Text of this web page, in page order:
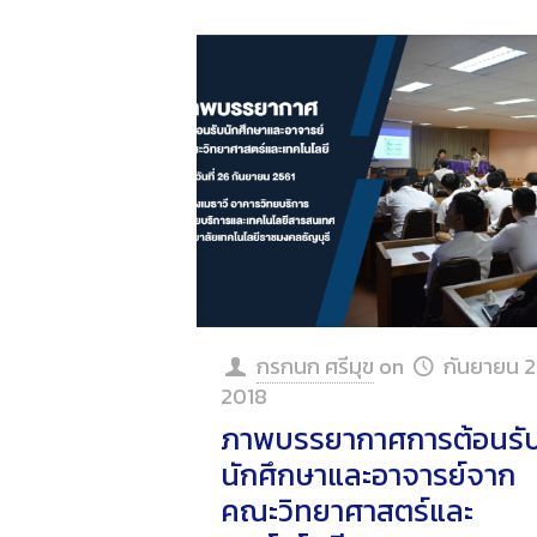
กรกนก ศรีมุข on
กันยายน
2018
ภาพบรรยากาศการต้อนรั
นักศึกษาและอาจารย์จาก
คณะวิทยาศาสตร์และ